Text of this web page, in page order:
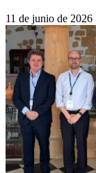
11 de junio de 2026